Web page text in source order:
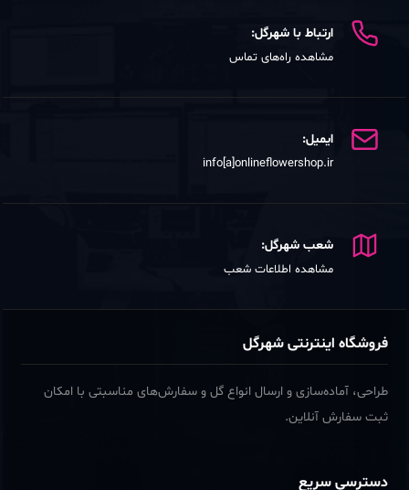
ارتباط با شهرگل:
مشاهده راه‌های تماس
ایمیل:
info[a]onlineflowershop.ir
شعب شهرگل:
مشاهده اطلاعات شعب
فروشگاه اینترنتی شهرگل
طراحی، آماده‌سازی و ارسال انواع گل و سفارش‌های مناسبتی با امکان
ثبت سفارش آنلاین.
دسترسی سریع